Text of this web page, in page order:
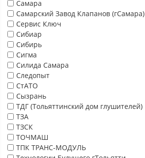
Самара
Самарский Завод Клапанов (гСамара)
Сервис Ключ
Сибиар
Сибирь
Сигма
Силида Самара
Следопыт
СтАТО
Сызрань
ТДГ (Тольяттинский дом глушителей)
ТЗА
ТЗСК
ТОЧМАШ
ТПК ТРАНС-МОДУЛЬ